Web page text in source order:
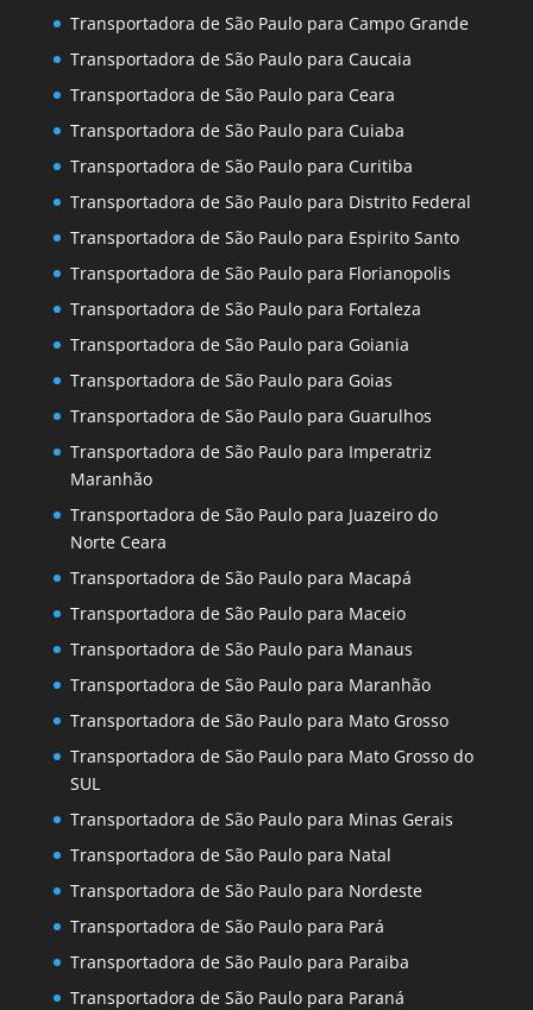
Transportadora de São Paulo para Campo Grande
Transportadora de São Paulo para Caucaia
Transportadora de São Paulo para Ceara
Transportadora de São Paulo para Cuiaba
Transportadora de São Paulo para Curitiba
Transportadora de São Paulo para Distrito Federal
Transportadora de São Paulo para Espirito Santo
Transportadora de São Paulo para Florianopolis
Transportadora de São Paulo para Fortaleza
Transportadora de São Paulo para Goiania
Transportadora de São Paulo para Goias
Transportadora de São Paulo para Guarulhos
Transportadora de São Paulo para Imperatriz
Maranhão
Transportadora de São Paulo para Juazeiro do
Norte Ceara
Transportadora de São Paulo para Macapá
Transportadora de São Paulo para Maceio
Transportadora de São Paulo para Manaus
Transportadora de São Paulo para Maranhão
Transportadora de São Paulo para Mato Grosso
Transportadora de São Paulo para Mato Grosso do
SUL
Transportadora de São Paulo para Minas Gerais
Transportadora de São Paulo para Natal
Transportadora de São Paulo para Nordeste
Transportadora de São Paulo para Pará
Transportadora de São Paulo para Paraiba
Transportadora de São Paulo para Paraná